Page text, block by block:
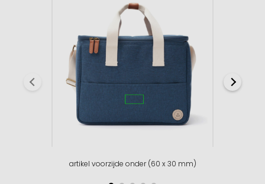
artikel voorzijde onder (60 x 30 mm)